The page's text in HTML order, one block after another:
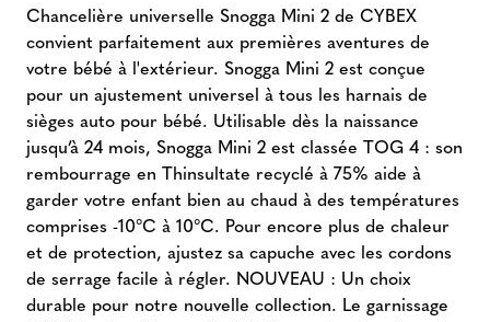
Chancelière universelle Snogga Mini 2 de CYBEX
convient parfaitement aux premières aventures de
votre bébé à l'extérieur. Snogga Mini 2 est conçue
pour un ajustement universel à tous les harnais de
sièges auto pour bébé. Utilisable dès la naissance
jusqu’à 24 mois, Snogga Mini 2 est classée TOG 4 : son
rembourrage en Thinsultate recyclé à 75% aide à
garder votre enfant bien au chaud à des températures
comprises -10°C à 10°C. Pour encore plus de chaleur
et de protection, ajustez sa capuche avec les cordons
de serrage facile à régler. NOUVEAU : Un choix
durable pour notre nouvelle collection. Le garnissage